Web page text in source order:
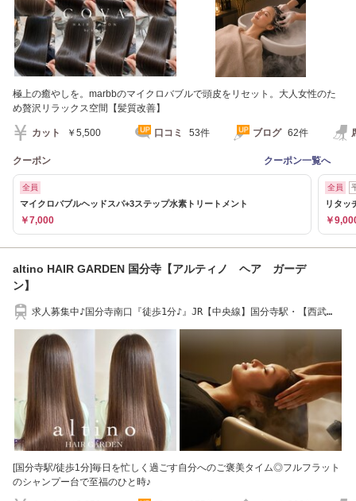
極上の癒やしを。marbbのマイクロバブルで頭皮をリセット。大人女性のた
め贅沢リラックス空間【髪質改善】
カット ￥5,500 口コミ 53件 ブログ 62件
クーポン クーポン一覧へ
全員
マイクロバブルヘッドスパ+3ステップ水素トリートメント
￥7,000
全員
リタッ
￥
altino HAIR GARDEN 国分寺【アルティノ ヘア ガーデ
ン】
求人募集中♪国分寺南口『徒歩1分♪』JR【中央線】国分寺駅・【西武
[国分寺駅/徒歩1分]毎日を忙しく過ごす自分へのご褒美タイム◎フルフラット
のシャンプー台で至福のひと時♪